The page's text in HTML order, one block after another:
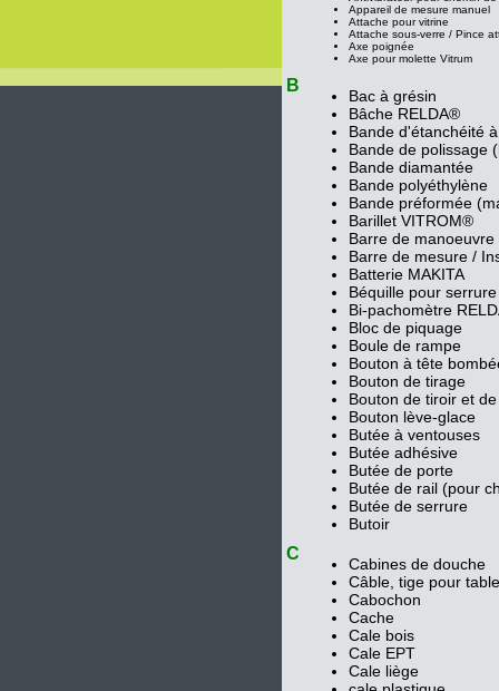
Appareil de mesure manuel
Attache pour vitrine
Attache sous-verre / Pince
Axe poignée
Axe pour molette Vitrum
B
Bac à grésin
Bâche RELDA®
Bande d'étanchéité
Bande de polissage
Bande diamantée
Bande polyéthylène
Bande préformée
Barillet VITROM®
Barre de manoeuvre
Barre de mesure /
Batterie MAKITA
Béquille pour serrure
Bi-pachomètre
Bloc de piquage
Boule de rampe
Bouton à tête
Bouton de tirage
Bouton de tiroir et
Bouton lève-glace
Butée à ventouses
Butée adhésive
Butée de porte
Butée de rail (pour
Butée de serrure
Butoir
C
Cabines de douche
Câble, tige pour
Cabochon
Cache
Cale bois
Cale EPT
Cale liège